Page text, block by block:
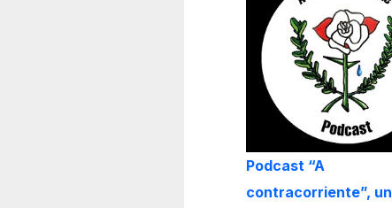
Podcast “A
contracorriente”, un